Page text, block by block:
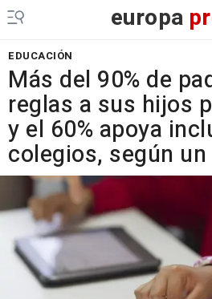
europa
EDUCACIÓN
Más del 90% de
reglas a sus hijos
y el 60% apoya
colegios, según